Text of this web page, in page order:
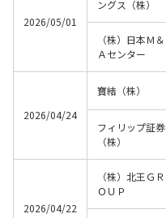
2026/05/01
ングス（株）
（株）日本Ｍ＆
Ａセンター
2026/04/24
寶結（株）
フィリップ証券
（株）
2026/04/22
（株）北王ＧＲ
ＯＵＰ